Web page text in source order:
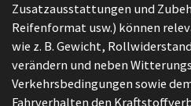
Zusatzausstattungen und
Reifenformat usw.) können
wie z. B. Gewicht,
verändern und neben
Verkehrsbedingungen sowie
Fahrverhalten den